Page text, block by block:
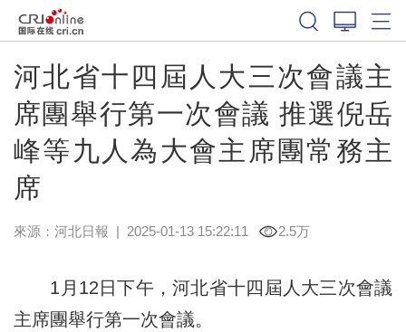
河北省十四屆人大三次會議主
席團舉行第一次會議 推選倪岳
峰等九人為大會主席團常務主
席
來源： 河北日報 | 2025-01-13 15:22:11 2.5万
1月12日下午，河北省十四屆人大三次會議
主席團舉行第一次會議。